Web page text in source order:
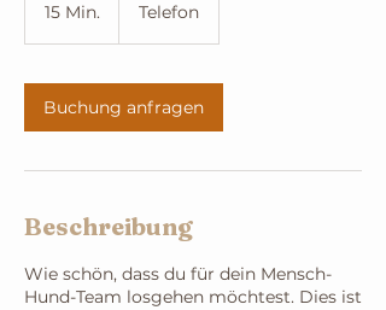
15 Min.
i
n
.
Telefon
Buchung anfragen
Beschreibung
Wie schön, dass du für dein Mensch-
Hund-Team losgehen möchtest. Dies ist